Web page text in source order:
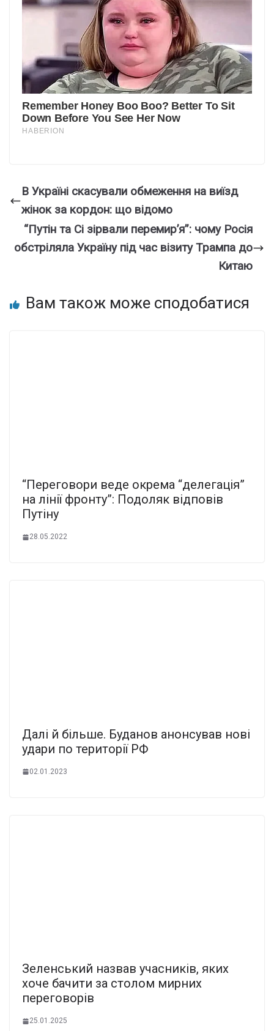
В Україні скасували обмеження на виїзд
жінок за кордон: що відомо
“Путін та Сі зірвали перемир’я”: чому Росія
обстріляла Україну під час візиту Трампа до
Китаю
Вам також може сподобатися
“Переговори веде окрема “делегація”
на лінії фронту”: Подоляк відповів
Путіну
28.05.2022
Далі й більше. Буданов анонсував нові
удари по території РФ
02.01.2023
Зеленський назвав учасників, яких
хоче бачити за столом мирних
переговорів
25.01.2025